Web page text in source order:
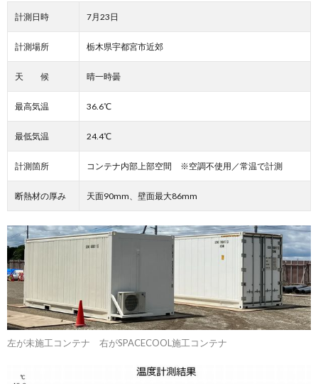
計測日時 7月23日
計測場所 栃木県宇都宮市近郊
天 候 晴一時曇
最高気温 36.6℃
最低気温 24.4℃
計測箇所 コンテナ内部上部空間 ※空調不使用／常温で計測
断熱材の厚み 天面90mm、壁面最大86mm
左が未施工コンテナ 右がSPACECOOL施工コンテナ